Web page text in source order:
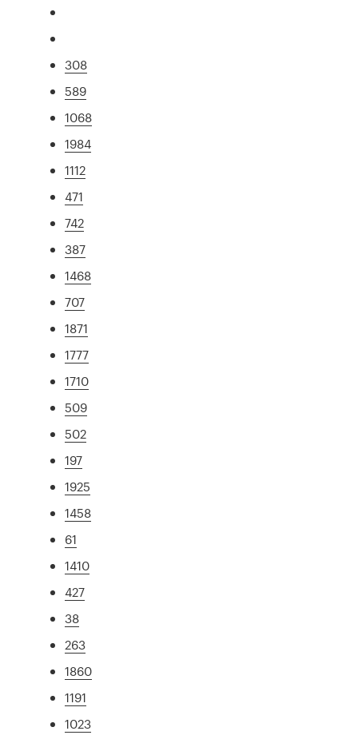
308
589
1068
1984
1112
471
742
387
1468
707
1871
1777
1710
509
502
197
1925
1458
61
1410
427
38
263
1860
1191
1023